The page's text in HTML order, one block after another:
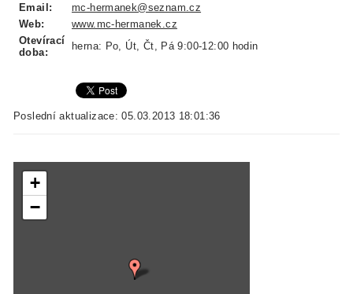
Email:
mc-hermanek@seznam.cz
Web:
www.mc-hermanek.cz
Otevírací
doba:
herna: Po, Út, Čt, Pá 9:00-12:00 hodin
Poslední aktualizace: 05.03.2013 18:01:36
+
−